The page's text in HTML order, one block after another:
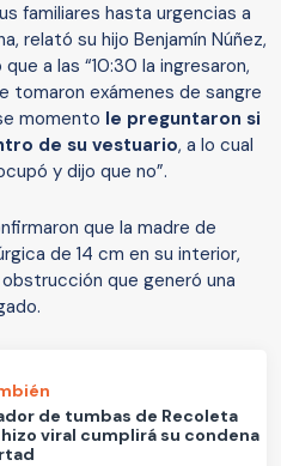
familiares hasta urgencias a
relató su hijo Benjamín Núñez,
a las “10:30 la ingresaron,
tomaron exámenes de sangre
momento le preguntaron si
de su vestuario, a lo cual
y dijo que no”.
que la madre de
de 14 cm en su interior,
que generó una
de tumbas de Recoleta
viral cumplirá su condena